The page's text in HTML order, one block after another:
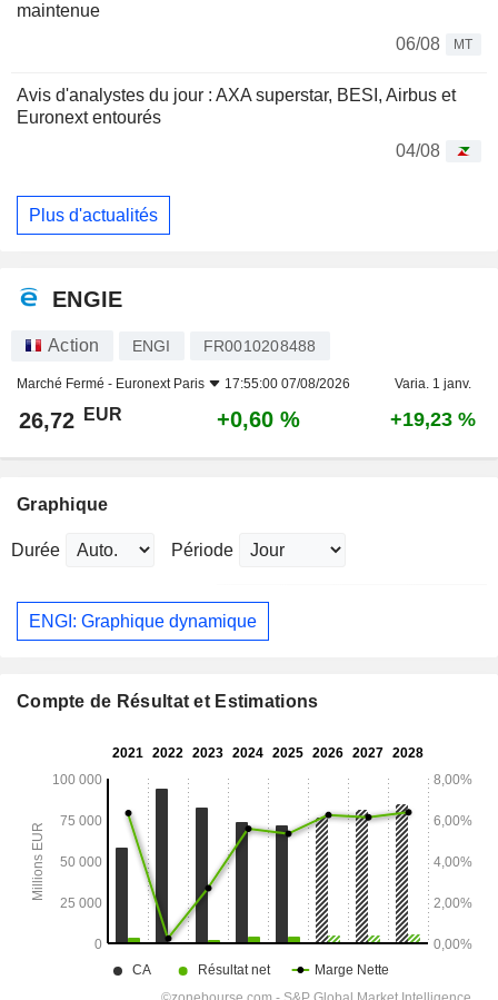
maintenue
06/08
MT
Avis d'analystes du jour : AXA superstar, BESI, Airbus et
Euronext entourés
04/08
Plus d'actualités
ENGIE
Action ENGI FR0010208488
Marché Fermé - Euronext Paris 17:55:00 07/08/2026 Varia. 1 janv.
26,72 EUR +0,60 % +19,23 %
Graphique
Durée Période
ENGI: Graphique dynamique
Compte de Résultat et Estimations